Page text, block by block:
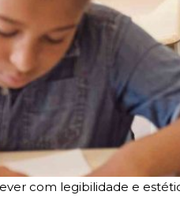
com legibilidade e